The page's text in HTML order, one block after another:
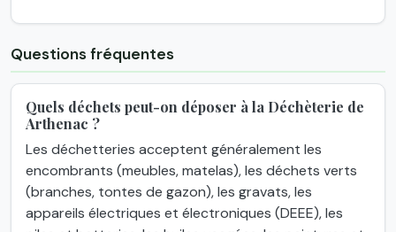
Questions fréquentes
Quels déchets peut-on déposer à la Déchèterie de
Arthenac ?
Les déchetteries acceptent généralement les
encombrants (meubles, matelas), les déchets verts
(branches, tontes de gazon), les gravats, les
appareils électriques et électroniques (DEEE), les